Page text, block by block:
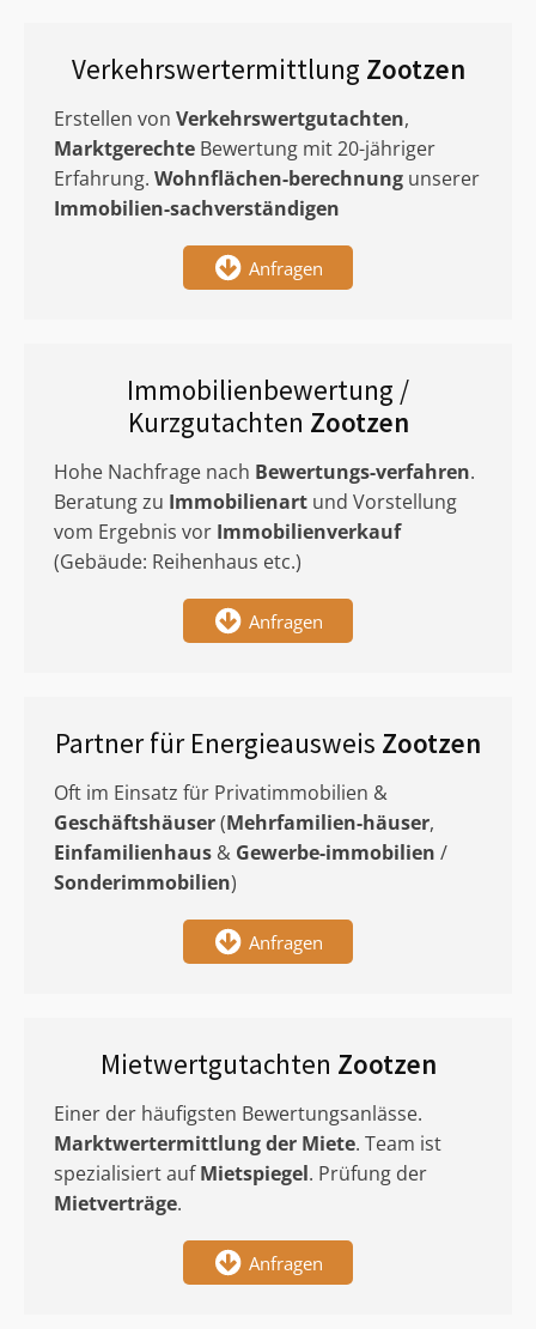
Verkehrswertermittlung Zootzen
Erstellen von Verkehrswertgutachten,
Marktgerechte Bewertung mit 20-jähriger
Erfahrung. Wohnflächen-berechnung unserer
Immobilien-sachverständigen
Anfragen
Immobilienbewertung /
Kurzgutachten Zootzen
Hohe Nachfrage nach Bewertungs-verfahren.
Beratung zu Immobilienart und Vorstellung
vom Ergebnis vor Immobilienverkauf
(Gebäude: Reihenhaus etc.)
Anfragen
Partner für Energieausweis Zootzen
Oft im Einsatz für Privatimmobilien &
Geschäftshäuser(Mehrfamilien-häuser,
Einfamilienhaus & Gewerbe-immobilien /
Sonderimmobilien)
Anfragen
Mietwertgutachten Zootzen
Einer der häufigsten Bewertungsanlässe.
Marktwertermittlungder Miete. Team ist
spezialisiert aufMietspiegel. Prüfung der
Mietverträge.
Anfragen